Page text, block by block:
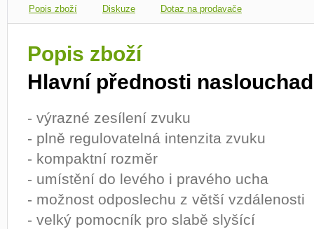
Popis zboží Diskuze Dotaz na prodavače
Popis zboží
Hlavní přednosti
- výrazné zesílení zvuku
- plně regulovatelná intenzita zvuku
- kompaktní rozměr
- umístění do levého i pravého ucha
- možnost odposlechu z větší vzdálenosti
- velký pomocník pro slabě slyšící